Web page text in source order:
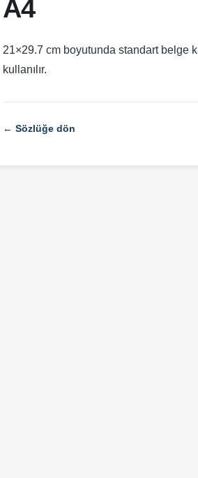
A4
21×29.7 cm boyutunda standart belge
kullanılır.
← Sözlüğe dön